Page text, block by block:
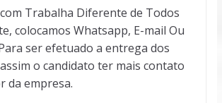
Trabalha Diferente de Todos
colocamos Whatsapp, E-mail Ou
ser efetuado a entrega dos
o candidato ter mais contato
da empresa.